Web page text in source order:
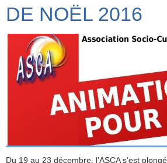
DE NOËL 2016
Du 19 au 23 décembre, l’ASCA s’est